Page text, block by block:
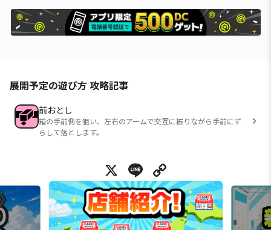
展開予定の遊び方 攻略記事
前おとし
箱の手前側を狙い、左右のアームで交互に振りながら手前にず
らして落とします。
X Line